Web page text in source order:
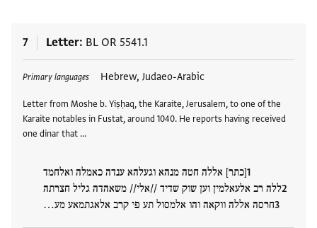
7 Letter BL OR 5541.1
Primary languages Hebrew, Judaeo-Arabic
Letter from Moshe b. Yiṣḥaq, the Karaite, Jerusalem, to one of the
Karaite notables in Fustat, around 1040. He reports having received
one dinar that …
[כתר] אללה חטה מנהא וגעלהא ענדה כאמלה ואלחמד
ללה רב אלעאלמין וען שוק שדיד //אלי// משאהדה גליל חצרתה
חרסה אללה ווקאה והו אלמסול תע פי קרב אלאגתמאע מע…
Tags